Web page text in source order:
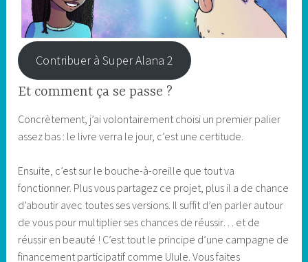
Contribuer à Super Alana 2
Et comment ça se passe ?
Concrètement, j’ai volontairement choisi un premier palier
assez bas : le livre verra le jour, c’est une certitude.
Ensuite, c’est sur le bouche-à-oreille que tout va
fonctionner. Plus vous partagez ce projet, plus il a de chance
d’aboutir avec toutes ses versions. Il suffit d’en parler autour
de vous pour multiplier ses chances de réussir… et de
réussir en beauté ! C’est tout le principe d’une campagne de
financement participatif comme Ulule. Vous faites